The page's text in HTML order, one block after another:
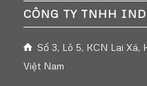
CÔNG TY TNHH
Số 3, Lô 5, KCN Lai Xá,
Việt Nam